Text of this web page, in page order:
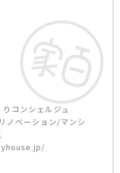
コンシェルジュ
ノベーション/マンシ